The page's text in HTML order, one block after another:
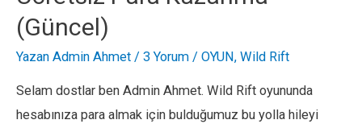
Çip
Alma
(Güncel)
Yazan Admin Ahmet / 3 Yorum / OYUN, Wild Rift
Selam dostlar ben Admin Ahmet. Wild Rift oyununda
hesabınıza para almak için bulduğumuz bu yolla hileyi